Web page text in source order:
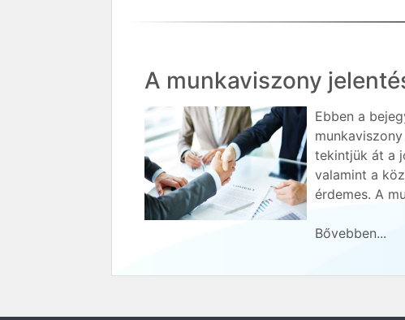
A munkaviszony
Ebben a
tekintjük át a
valamint a
érdemes. A
Bővebben...